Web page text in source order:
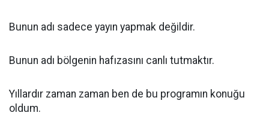
Bunun adı sadece yayın yapmak değildir.
Bunun adı bölgenin hafızasını canlı tutmaktır.
Yıllardır zaman zaman ben de bu programın konuğu
oldum.